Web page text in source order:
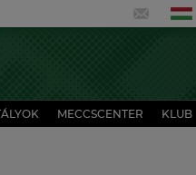
MECCSCENTER KLUB